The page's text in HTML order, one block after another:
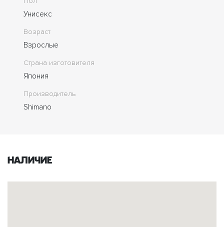
Унисекс
Возраст
Взрослые
Страна изготовителя
Япония
Производитель
Shimano
Наличие